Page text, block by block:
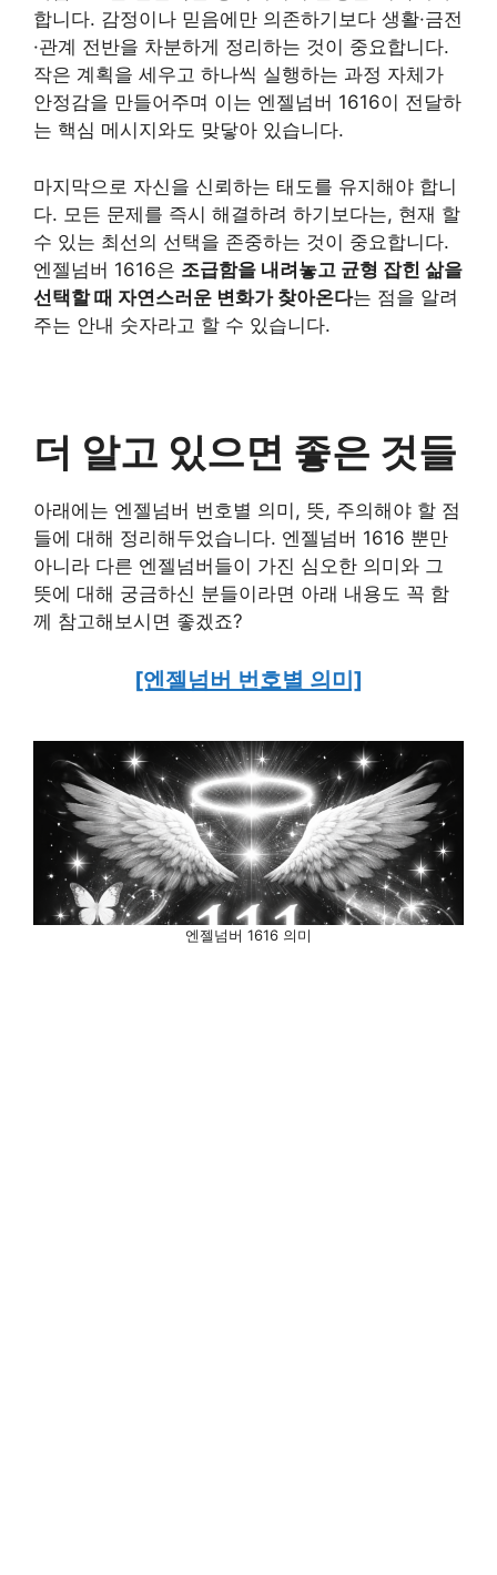
합니다. 감정이나 믿음에만 의존하기보다 생활·금전
·관계 전반을 차분하게 정리하는 것이 중요합니다.
작은 계획을 세우고 하나씩 실행하는 과정 자체가
안정감을 만들어주며 이는 엔젤넘버 1616이 전달하
는 핵심 메시지와도 맞닿아 있습니다.
마지막으로 자신을 신뢰하는 태도를 유지해야 합니
다. 모든 문제를 즉시 해결하려 하기보다는, 현재 할
수 있는 최선의 선택을 존중하는 것이 중요합니다.
엔젤넘버 1616은 조급함을 내려놓고 균형 잡힌 삶을
선택할 때 자연스러운 변화가 찾아온다는 점을 알려
주는 안내 숫자라고 할 수 있습니다.
더 알고 있으면 좋은 것들
아래에는 엔젤넘버 번호별 의미, 뜻, 주의해야 할 점
들에 대해 정리해두었습니다. 엔젤넘버 1616 뿐만
아니라 다른 엔젤넘버들이 가진 심오한 의미와 그
뜻에 대해 궁금하신 분들이라면 아래 내용도 꼭 함
께 참고해보시면 좋겠죠?
[엔젤넘버 번호별 의미]
엔젤넘버 1616 의미